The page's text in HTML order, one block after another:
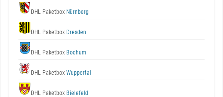
DHL Paketbox Nürnberg
DHL Paketbox Dresden
DHL Paketbox Bochum
DHL Paketbox Wuppertal
DHL Paketbox Bielefeld